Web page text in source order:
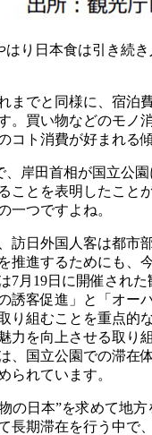
はり日本食は引き続
までと同様に、宿泊
。買い物などのモノ
コト消費が好まれる
、岸田首相が国立公
ことを表明したこと
一つですよね。
訪日外国人客は都市
推進するためにも、
7月19日に開催され
誘客促進」と「オー
り組むことを重点的
力を向上させる取り
、国立公園での滞在
られています。
の日本”を求めて地
長期滞在を行う中で